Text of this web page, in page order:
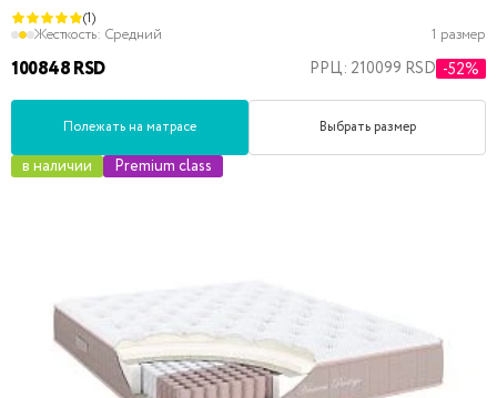
(1)
Жесткость: Средний 1 размер
100848 RSD РРЦ: 210099 RSD -52%
Полежать на матрасе Выбрать размер
в наличии Premium class